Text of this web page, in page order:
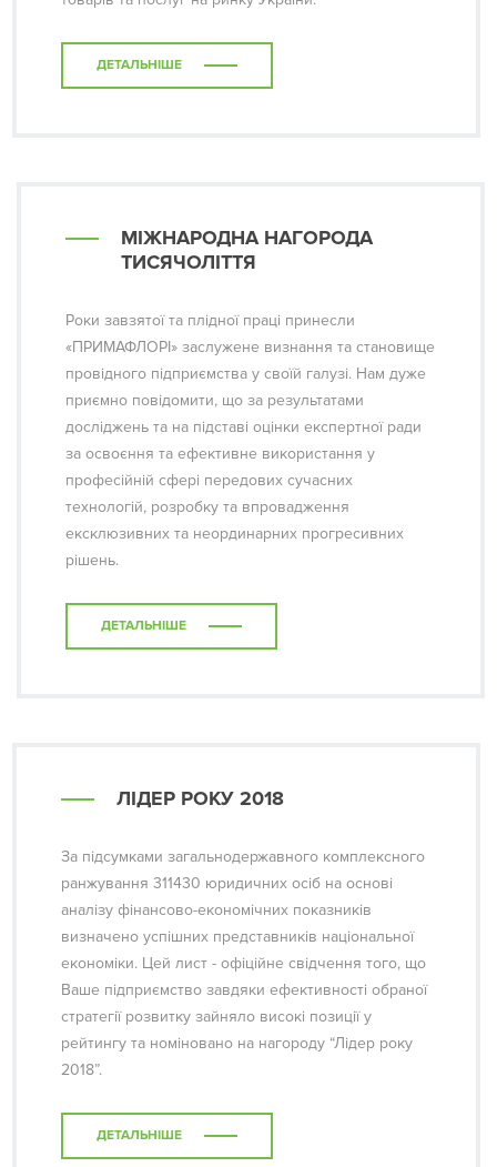
ДЕТАЛЬНІШЕ
МІЖНАРОДНА НАГОРОДА
ТИСЯЧОЛІТТЯ
Роки завзятої та плідної праці принесли
«ПРИМАФЛОРІ» заслужене визнання та становище
провідного підприємства у своїй галузі. Нам дуже
приємно повідомити, що за результатами
досліджень та на підставі оцінки експертної ради
за освоєння та ефективне використання у
професійній сфері передових сучасних
технологій, розробку та впровадження
ексклюзивних та неординарних прогресивних
рішень.
ДЕТАЛЬНІШЕ
ЛІДЕР РОКУ 2018
За підсумками загальнодержавного комплексного
ранжування 311430 юридичних осіб на основі
аналізу фінансово-економічних показників
визначено успішних представників національної
економіки. Цей лист - офіційне свідчення того, що
Ваше підприємство завдяки ефективності обраної
стратегії розвитку зайняло високі позиції у
рейтингу та номіновано на нагороду “Лідер року
2018”.
ДЕТАЛЬНІШЕ